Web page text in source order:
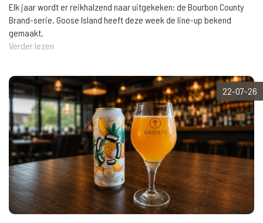
Elk jaar wordt er reikhalzend naar uitgekeken: de Bourbon County
Brand-serie. Goose Island heeft deze week de line-up bekend
gemaakt.
Verder lezen
22-07-26